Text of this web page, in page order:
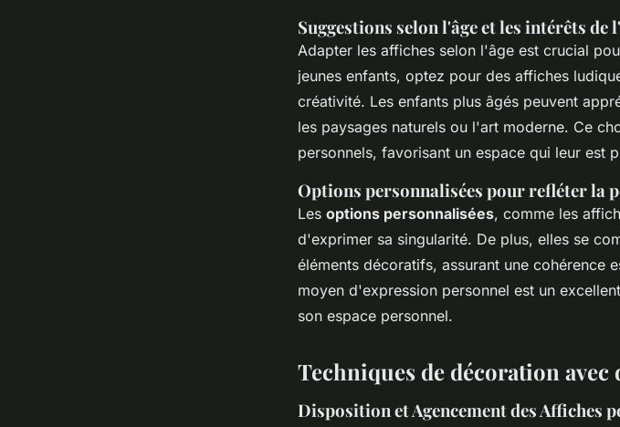
Suggestions selon l'âge et les intérêts de
Adapter les affiches selon l'âge est crucial
jeunes enfants, optez pour des affiches
créativité. Les enfants plus âgés peuvent
les paysages naturels ou l'art moderne. Ce
personnels, favorisant un espace qui leur est
Options personnalisées pour refléter la
Les options personnalisées, comme les
d'exprimer sa singularité. De plus, elles se
éléments décoratifs, assurant une cohérence
moyen d'expression personnel est un
son espace personnel.
Techniques de décoration avec
Disposition et Agencement des Affiches